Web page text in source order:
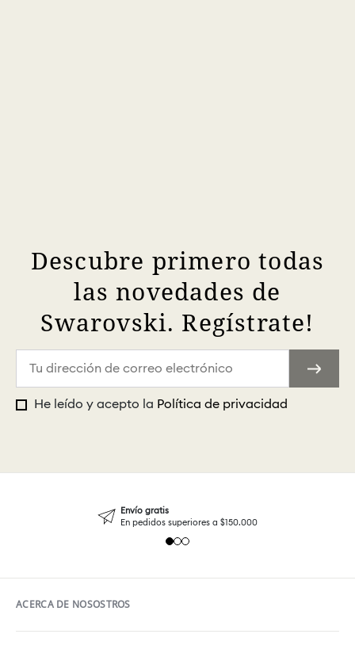
Descubre primero todas
las novedades de
Swarovski. Regístrate!
He leído y acepto la Política de privacidad
Envío gratis
En pedidos superiores a $150.000
ACERCA DE NOSOSTROS